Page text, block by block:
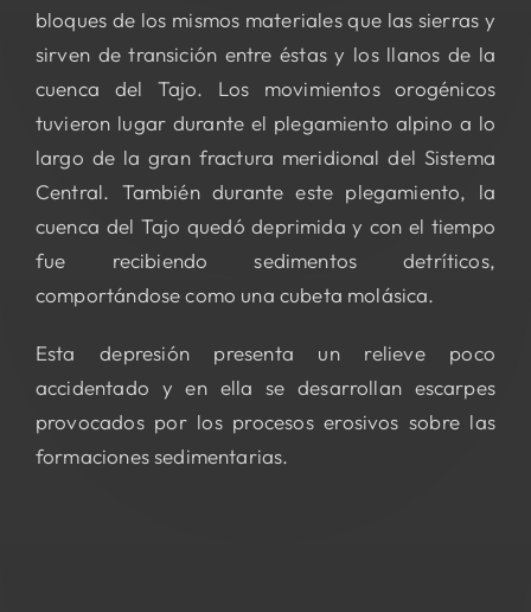
bloques de los mismos materiales que las sierras y
sirven de transición entre éstas y los llanos de la
cuenca del Tajo. Los movimientos orogénicos
tuvieron lugar durante el plegamiento alpino a lo
largo de la gran fractura meridional del Sistema
Central. También durante este plegamiento, la
cuenca del Tajo quedó deprimida y con el tiempo
fue recibiendo sedimentos detríticos,
comportándose como una cubeta molásica.
Esta depresión presenta un relieve poco
accidentado y en ella se desarrollan escarpes
provocados por los procesos erosivos sobre las
formaciones sedimentarias.